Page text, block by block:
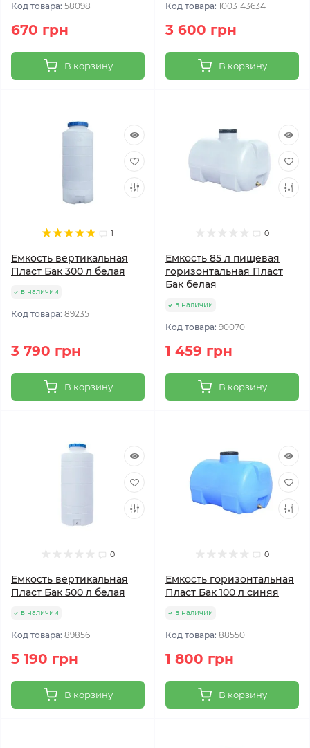
Код товара: 58098
670 грн
В корзину
Код товара: 1003143634
3 600 грн
В корзину
1
Емкость вертикальная
Пласт Бак 300 л белая
в наличии
Код товара: 89235
3 790 грн
В корзину
0
Емкость 85 л пищевая
горизонтальная Пласт
Бак белая
в наличии
Код товара: 90070
1 459 грн
В корзину
0
Емкость вертикальная
Пласт Бак 500 л белая
в наличии
Код товара: 89856
5 190 грн
В корзину
0
Емкость горизонтальная
Пласт Бак 100 л синяя
в наличии
Код товара: 88550
1 800 грн
В корзину